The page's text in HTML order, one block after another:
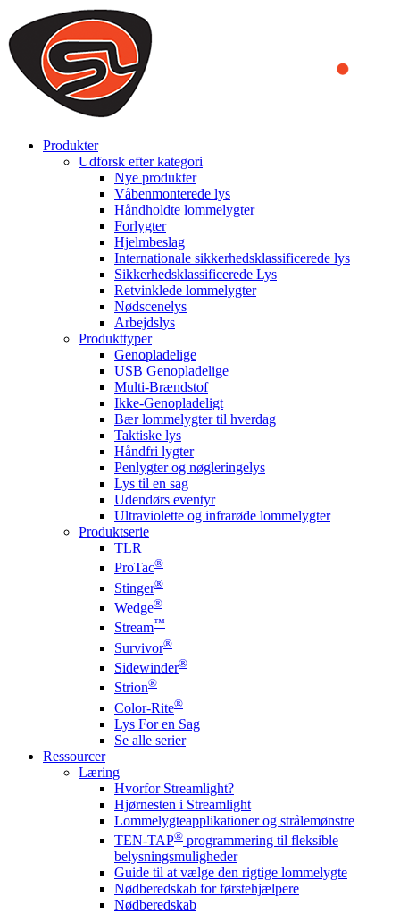
We use cookies to ensure that we provide you the best experience
on our website. By continuing to browse this website, you accept
that cookies are used to help us analyze how the website is used and
to offer you a better experience. To learn more or to find out how
you can disable cookies, you can access our
Produkter
Udforsk efter kategori
Nye produkter
Våbenmonterede lys
Håndholdte lommelygter
Forlygter
Hjelmbeslag
Internationale sikkerhedsklassificerede lys
Sikkerhedsklassificerede Lys
Retvinklede lommelygter
Nødscenelys
Arbejdslys
Produkttyper
Genopladelige
USB Genopladelige
Multi-Brændstof
Ikke-Genopladeligt
Bær lommelygter til hverdag
Taktiske lys
Håndfri lygter
Penlygter og nøgleringelys
Lys til en sag
Udendørs eventyr
Ultraviolette og infrarøde lommelygter
Produktserie
TLR
ProTac®
Stinger®
Wedge®
Stream™
Survivor®
Sidewinder®
Strion®
Color-Rite®
Lys For en Sag
Se alle serier
Ressourcer
Læring
Hvorfor Streamlight?
Hjørnesten i Streamlight
Lommelygteapplikationer og strålemønstre
TEN-TAP® programmering til fleksible
belysningsmuligheder
Guide til at vælge den rigtige lommelygte
Nødberedskab for førstehjælpere
Nødberedskab